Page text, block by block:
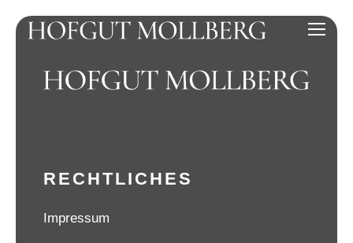
RECHTLICHES
Impressum